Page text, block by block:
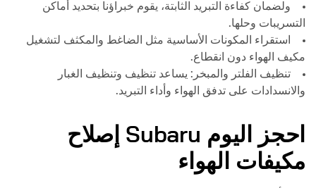
ولضمان كفاءة التبريد الثابتة، يقوم خبراؤنا بتحديد أماكن
التسريبات وحلها.
استقراء المكونات الأساسية مثل الضاغط والمكثف لتشغيل
مكيف الهواء دون انقطاع.
تنظيف الفلتر والمبخر: يساعد تنظيف وتنظيف الغبار
والانسدادات على تدفق الهواء وأداء التبريد.
احجز اليوم Subaru إصلاح
مكيفات الهواء